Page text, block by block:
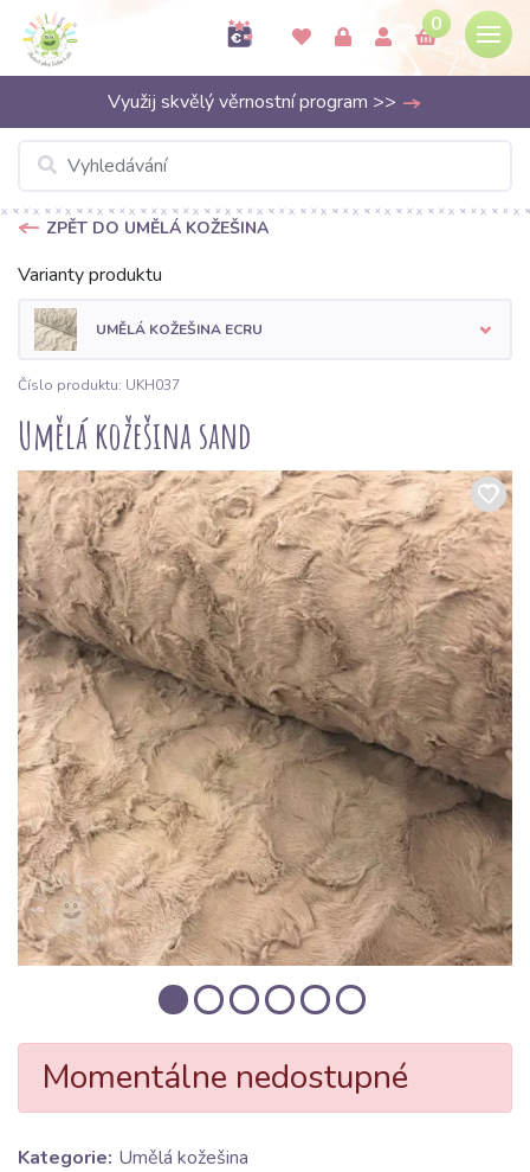
0
Využij skvělý věrnostní program >>
ZPĚT DO UMĚLÁ KOŽEŠINA
Varianty produktu
UMĚLÁ KOŽEŠINA ECRU
Číslo produktu: UKH037
Umělá kožešina sand
Momentálne nedostupné
Kategorie: Umělá kožešina